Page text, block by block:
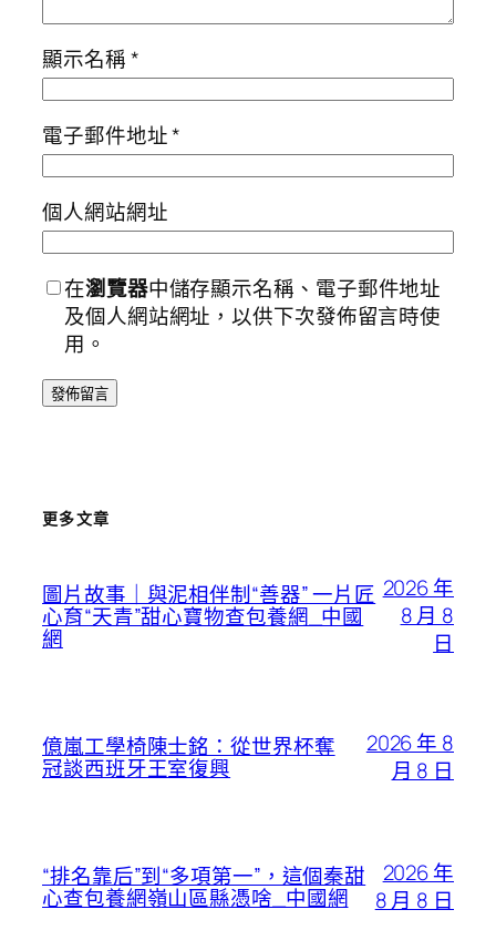
顯示名稱*
電子郵件地址*
個人網站網址
在瀏覽器中儲存顯示名稱、電子郵件地址
及個人網站網址，以供下次發佈留言時使
用。
更多文章
圖片故事｜與泥相伴制“善器” 一片匠
心育“天青”甜心寶物查包養網_中國
網
2026 年
8 月 8
日
億嵐工學椅陳士銘：從世界杯奪
冠談西班牙王室復興
2026 年 8
月 8 日
“排名靠后”到“多項第一”，這個秦甜
心查包養網嶺山區縣憑啥_中國網
2026 年
8 月 8 日